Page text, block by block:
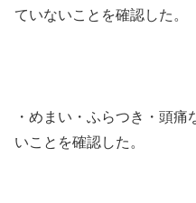
ていないことを確認した。
・めまい・ふらつき・頭
いことを確認した。